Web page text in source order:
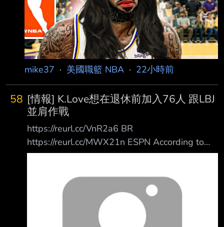
慾望」。 --
mike37 · 美國職籃 NBA · 22小時前
58 [情報] K.Love想在退休前加入76人 跟LBJ
並肩作戰
https://reurl.cc/VnR2a6 BR
https://reurl.cc/MWX21n ESPN According to
ESPN's Dave McMenamin, Love has "interest"
had contact with Philadelphia 76ers officials
despite their roster already being at the